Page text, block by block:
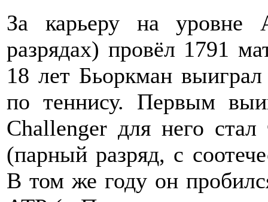
За карьеру на
разрядах) провёл 1791
18 лет Бьоркман
по теннису. Первым
Challenger для него
(парный разряд, с
В том же году он